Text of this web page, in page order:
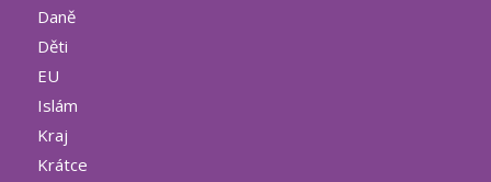
Daně
Děti
EU
Islám
Kraj
Krátce